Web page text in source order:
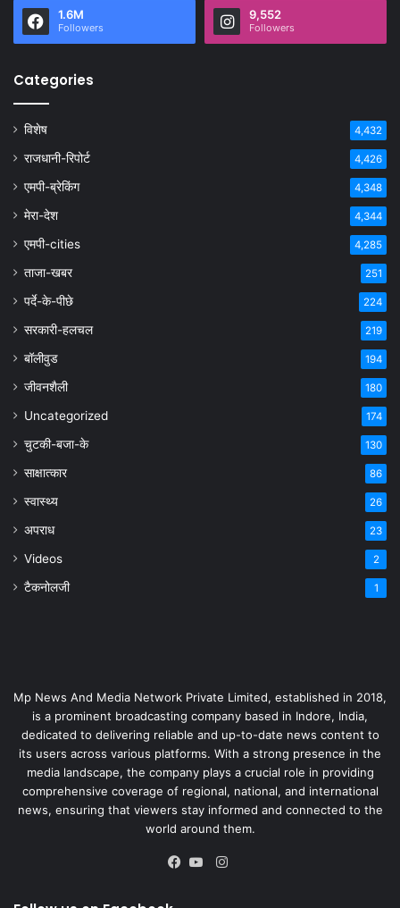
1.6M
Followers
9,552
Followers
Categories
विशेष 4,432
राजधानी-रिपोर्ट 4,426
एमपी-ब्रेकिंग 4,348
मेरा-देश 4,344
एमपी-cities 4,285
ताजा-खबर 251
पर्दे-के-पीछे 224
सरकारी-हलचल 219
बॉलीवुड 194
जीवनशैली 180
Uncategorized 174
चुटकी-बजा-के 130
साक्षात्कार 86
स्वास्थ्य 26
अपराध 23
Videos 2
टैकनोलजी 1
Mp News And Media Network Private Limited, established in 2018,
is a prominent broadcasting company based in Indore, India,
dedicated to delivering reliable and up-to-date news content to
its users across various platforms. With a strong presence in the
media landscape, the company plays a crucial role in providing
comprehensive coverage of regional, national, and international
news, ensuring that viewers stay informed and connected to the
world around them.
Instagram